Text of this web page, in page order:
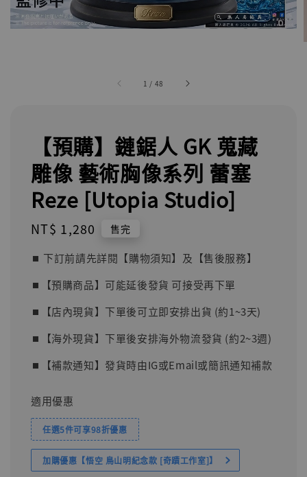
1 / 48
【預購】鏈鋸人 GK 蒐藏
雕像 藝術胸像系列 蕾塞
Reze [Utopia Studio]
Regular
NT$ 1,280 售完
⏹︎ 下訂前請先詳閱【購物須知】及【售後服務】
⏹︎【預購商品】可能延後發貨 可接受再下單
⏹︎【店內現貨】下單後可立即安排出貨 (約1~3天)
⏹︎【海外現貨】下單後安排海外物流發貨 (約2~3週)
⏹︎【補款通知】發貨時由IG或Email或簡訊通知補款
適用優惠
任選5件可享98折優惠
加購優惠【悟空 鳥山明紀念款 [奇蹟工作室]】